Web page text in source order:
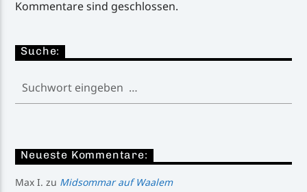
Kommentare sind geschlossen.
Suche:
Neueste Kommentare:
Max I. zu Midsommar auf Waalem